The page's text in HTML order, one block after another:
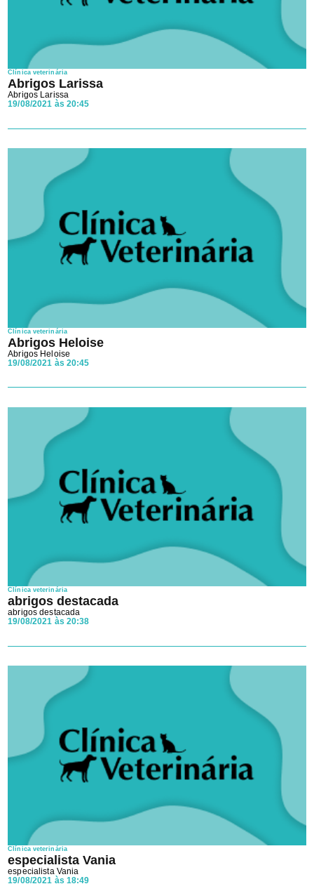
Clínica veterinária
Abrigos Larissa
Abrigos Larissa
19/08/2021 às 20:45
Clínica veterinária
Abrigos Heloise
Abrigos Heloise
19/08/2021 às 20:45
Clínica veterinária
abrigos destacada
abrigos destacada
19/08/2021 às 20:38
Clínica veterinária
especialista Vania
especialista Vania
19/08/2021 às 18:49